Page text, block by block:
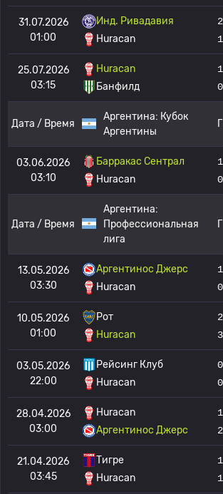
31.07.2026
01:00
Инд. Ривадавия
Huracan
2
1
25.07.2026
03:15
Huracan
Банфилд
1
0
Дата / Время
Аргентина: Кубок
Аргентины
Г
03.06.2026
03:10
Барракас Сентрал
Huracan
1
0
Дата / Время
Аргентина:
Профессиональная
лига
Г
13.05.2026
03:30
Аргентинос Джерс
Huracan
1
0
10.05.2026
01:00
Рот
Huracan
2
3
03.05.2026
22:00
Рейсинг Клуб
Huracan
0
0
28.04.2026
03:00
Huracan
Аргентинос Джерс
1
2
21.04.2026
03:45
Тигре
Huracan
1
1